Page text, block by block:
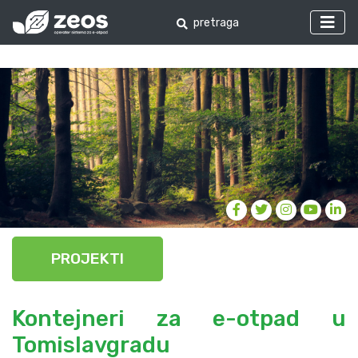
PROJEKTI
Kontejneri za e-otpad u
Tomislavgradu